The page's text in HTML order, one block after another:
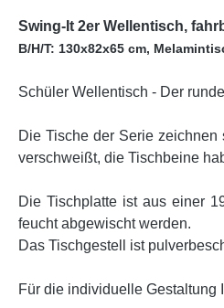
Swing-It 2er Wellentisch,
B/H/T: 130x82x65 cm,
Schüler Wellentisch - Der
Die Tische der Serie
verschweißt, die Tischbeine
Die Tischplatte ist aus einer
feucht abgewischt werden.
Das Tischgestell ist
Für die individuelle Gestaltung